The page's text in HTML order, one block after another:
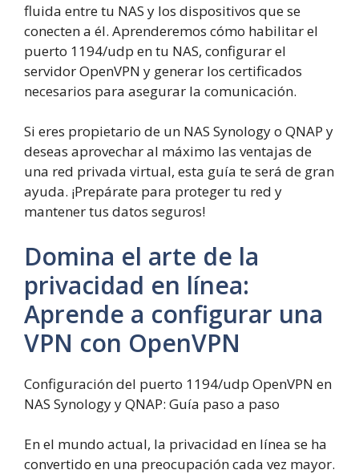
fluida entre tu NAS y los dispositivos que se
conecten a él. Aprenderemos cómo habilitar el
puerto 1194/udp en tu NAS, configurar el
servidor OpenVPN y generar los certificados
necesarios para asegurar la comunicación.
Si eres propietario de un NAS Synology o QNAP y
deseas aprovechar al máximo las ventajas de
una red privada virtual, esta guía te será de gran
ayuda. ¡Prepárate para proteger tu red y
mantener tus datos seguros!
Domina el arte de la
privacidad en línea:
Aprende a configurar una
VPN con OpenVPN
Configuración del puerto 1194/udp OpenVPN en
NAS Synology y QNAP: Guía paso a paso
En el mundo actual, la privacidad en línea se ha
convertido en una preocupación cada vez mayor.